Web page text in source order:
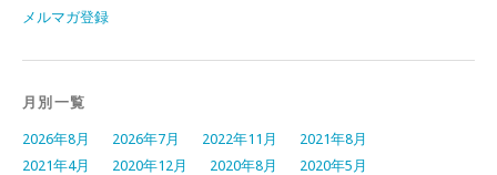
メルマガ登録
月別一覧
2026年8月 2026年7月 2022年11月
2021年8月
2021年4月
2020年12月 2020年8月
2020年5月